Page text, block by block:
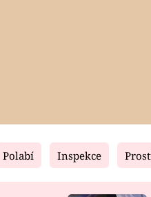
Fresh
Polabí Inspekce